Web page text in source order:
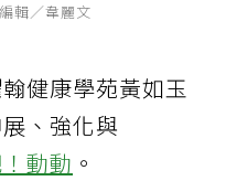
輯／韋麗文
健康學苑黃如玉
、強化與
動動 。